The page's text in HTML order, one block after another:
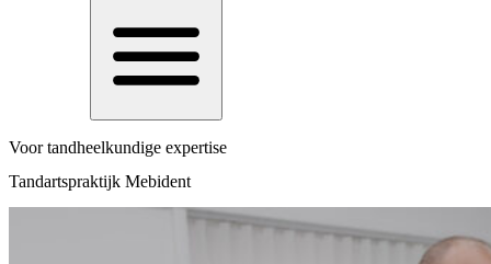
Voor tandheelkundige expertise
Tandartspraktijk Mebident